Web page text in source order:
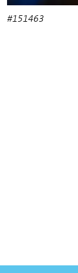
#151463